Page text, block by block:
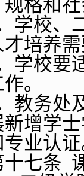
规格和
学校、
才培养
学校要
。
教务处
新增学
专业认
十七条